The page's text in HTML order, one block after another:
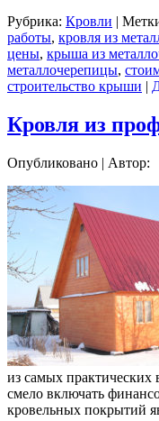
Рубрика: Кровли |
работы, кровля из
цены, крыша из
металлочерепицы,
строительство крыши |
Кровля из
Опубликовано | Автор:
из самых
смело включать
кровельных покрытий